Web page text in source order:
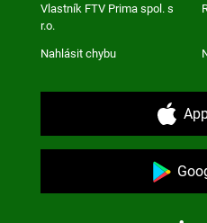
Vlastník FTV Prima spol. s
r.o.
Nahlásit chybu